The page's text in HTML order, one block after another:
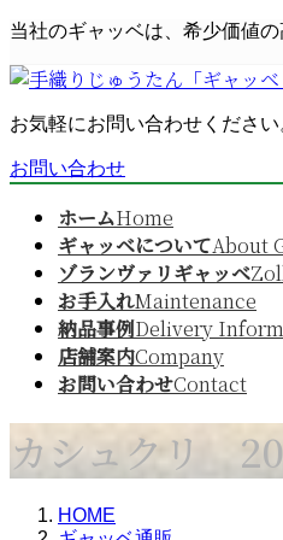
コ
テ
ツ
へ
ス
ナ
ゲ
シ
ョ
ン
当社のギャッベは、希少価値
お気軽にお問い合わせください
お問い合わせ
ホームHome
ギャッベについてAbout
ゾランヴァリギャッベ
お手入れMaintenance
納品事例Delivery
店舗案内Company
お問い合わせContact
カシュクリ
HOME